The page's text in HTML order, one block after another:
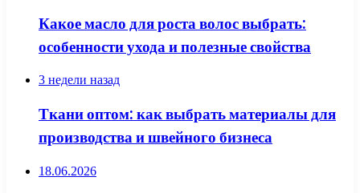
Какое масло для роста волос выбрать:
особенности ухода и полезные свойства
3 недели назад
Ткани оптом: как выбрать материалы для
производства и швейного бизнеса
18.06.2026